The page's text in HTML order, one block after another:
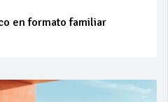
en formato familiar